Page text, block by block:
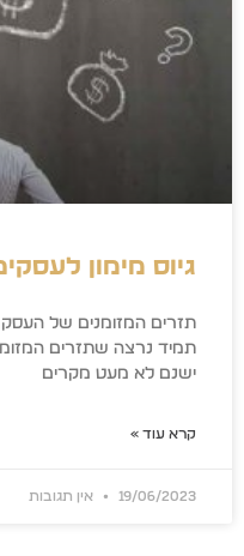
גיוס מימון
תזרים המזומנים של
תמיד נרצה שתזרים
ישנם לא מעט מקרים
קרא עוד »
19/06/2023 אין תגובות